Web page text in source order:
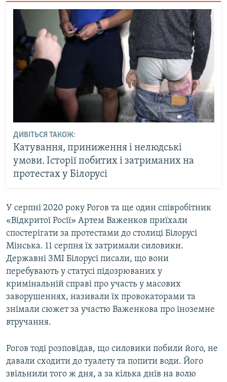
ДИВІТЬСЯ ТАКОЖ:
Катування, приниження і нелюдські
умови. Історії побитих і затриманих на
протестах у Білорусі
У серпні 2020 року Рогов та ще один співробітник
«Відкритої Росії» Артем Важенков приїхали
спостерігати за протестами до столиці Білорусі
Мінська. 11 серпня їх затримали силовики.
Державні ЗМІ Білорусі писали, що вони
перебувають у статусі підозрюваних у
кримінальній справі про участь у масових
заворушеннях, називали їх провокаторами та
знімали сюжет за участю Важенкова про іноземне
втручання.
Рогов тоді розповідав, що силовики побили його, не
давали сходити до туалету та попити води. Його
звільнили того ж дня, а за кілька днів на волю